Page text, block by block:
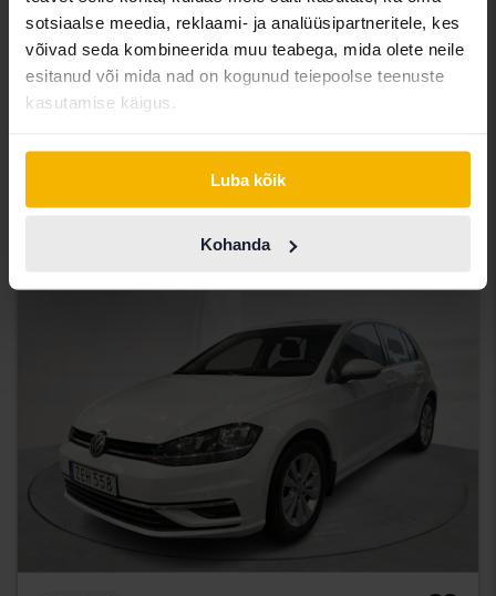
sotsiaalse meedia, reklaami- ja analüüsipartneritele, kes
võivad seda kombineerida muu teabega, mida olete neile
esitanud või mida nad on kogunud teiepoolse teenuste
kasutamise käigus.
Luba kõik
Kohanda
Testitud
Volkswagen Polo
Bensiin